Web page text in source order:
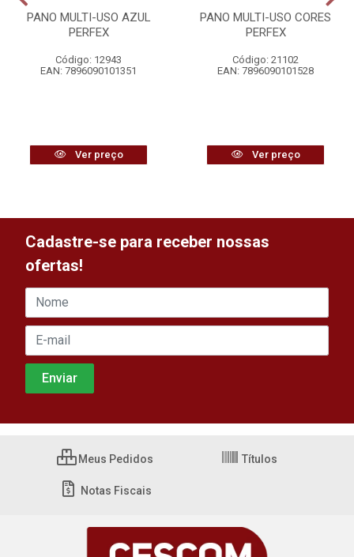
PANO MULTI-USO AZUL
PERFEX
Código: 12943
EAN: 7896090101351
Ver preço
PANO MULTI-USO CORES
PERFEX
Código: 21102
EAN: 7896090101528
Ver preço
Cadastre-se para receber nossas
ofertas!
Meus Pedidos Títulos
Notas Fiscais